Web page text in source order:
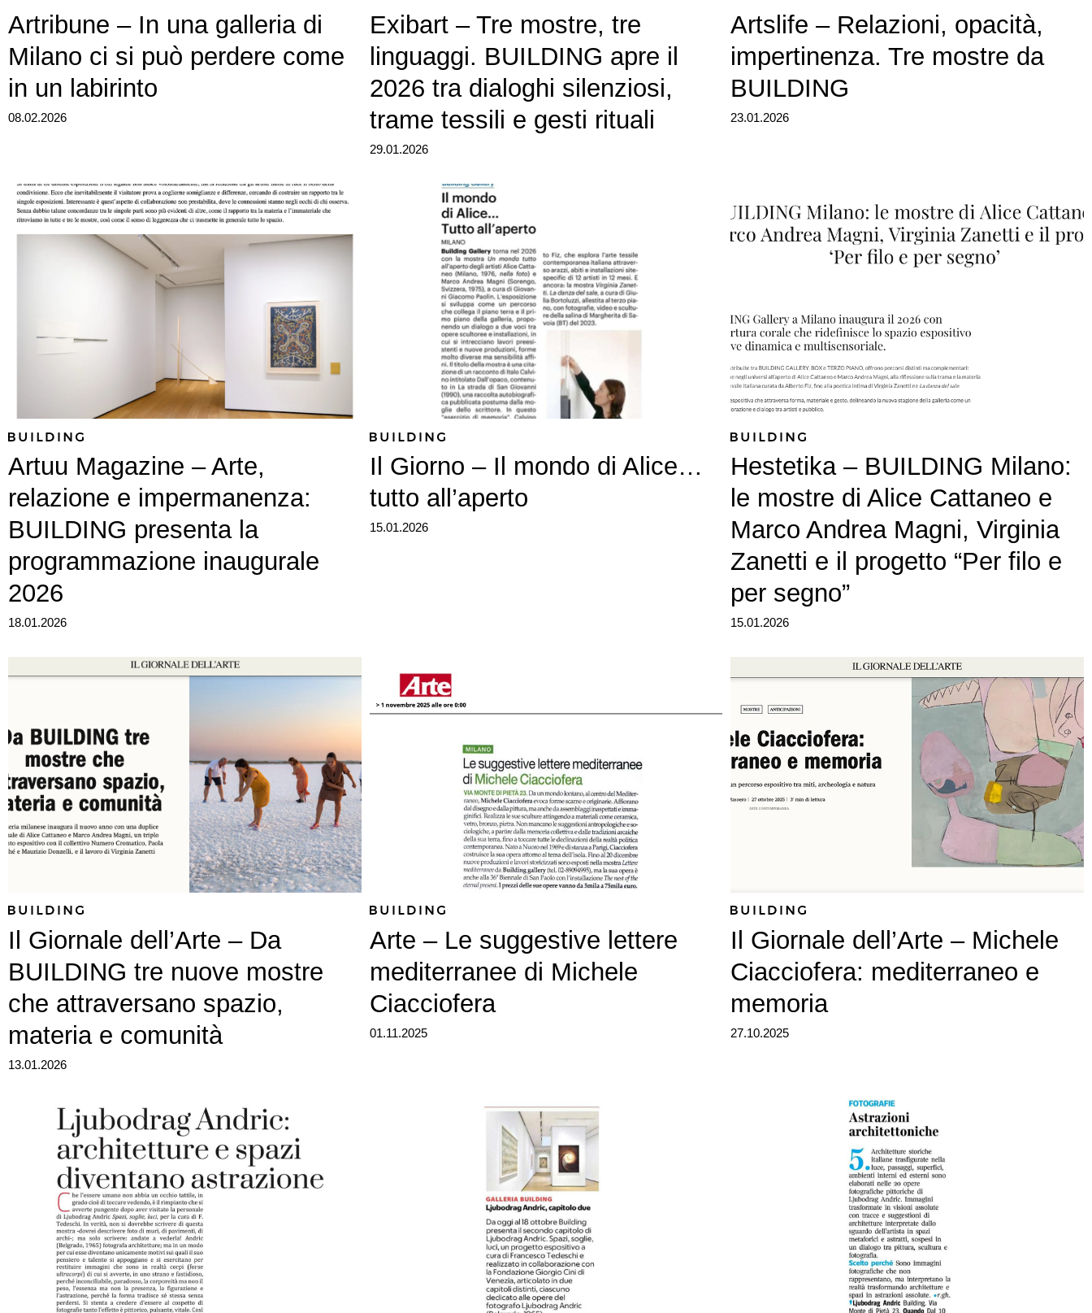
Artribune – In una galleria di
Milano ci si può perdere come
in un labirinto
08.02.2026
Exibart – Tre mostre, tre
linguaggi. BUILDING apre il
2026 tra dialoghi silenziosi,
trame tessili e gesti rituali
29.01.2026
Artslife – Relazioni, opacità,
impertinenza. Tre mostre da
BUILDING
23.01.2026
Artuu Magazine – Arte,
relazione e impermanenza:
BUILDING presenta la
programmazione inaugurale
2026
18.01.2026
Il Giorno – Il mondo di Alice…
tutto all’aperto
15.01.2026
Hestetika – BUILDING Milano:
le mostre di Alice Cattaneo e
Marco Andrea Magni, Virginia
Zanetti e il progetto “Per filo e
per segno”
15.01.2026
Il Giornale dell’Arte – Da
BUILDING tre nuove mostre
che attraversano spazio,
materia e comunità
13.01.2026
Arte – Le suggestive lettere
mediterranee di Michele
Ciacciofera
01.11.2025
Il Giornale dell’Arte – Michele
Ciacciofera: mediterraneo e
memoria
27.10.2025